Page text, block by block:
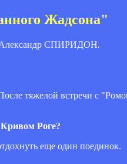
Жадсона"
Александр СПИРИДОН.
тяжелой встречи с
Роге?
еще один поединок.